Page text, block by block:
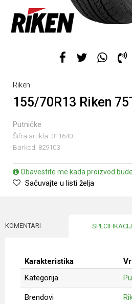
Riken
155/70R13 Riken
Putničke
Šifra artikla: 011640
Barkod: 829103
Obavestite me kada proizvod
Sačuvajte u listi želja
KOMENTARI
Karakteristika
Kategorija
Brendovi